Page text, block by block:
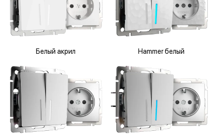
Белый акрил Hammer белый